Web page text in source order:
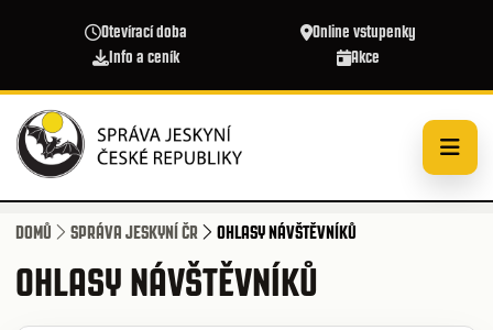
Otevírací doba
Online vstupenky
Info a ceník
Akce
DOMŮ SPRÁVA JESKYNÍ ČR OHLASY NÁVŠTĚVNÍKŮ
OHLASY NÁVŠTĚVNÍKŮ